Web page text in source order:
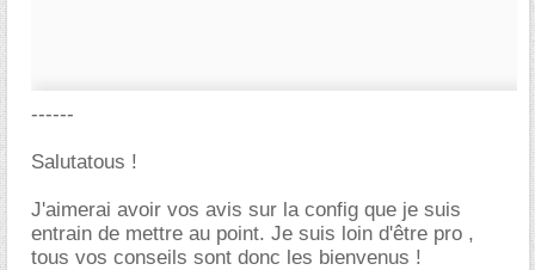
------
Salutatous !
J'aimerai avoir vos avis sur la config que je suis
entrain de mettre au point. Je suis loin d'être pro ,
tous vos conseils sont donc les bienvenus !